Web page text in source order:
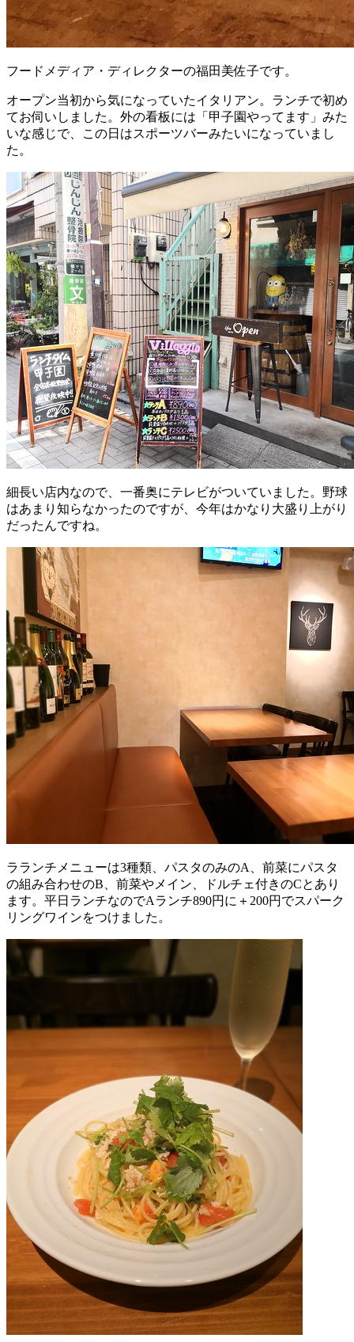
フードメディア・ディレクターの福田美佐子です。
オープン当初から気になっていたイタリアン。ランチで初め
てお伺いしました。外の看板には「甲子園やってます」みた
いな感じで、この日はスポーツバーみたいになっていまし
た。
細長い店内なので、一番奥にテレビがついていました。野球
はあまり知らなかったのですが、今年はかなり大盛り上がり
だったんですね。
ラランチメニューは3種類、パスタのみのA、前菜にパスタ
の組み合わせのB、前菜やメイン、ドルチェ付きのCとあり
ます。平日ランチなのでAランチ890円に＋200円でスパーク
リングワインをつけました。